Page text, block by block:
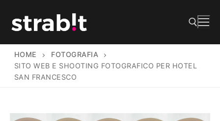
Cerca:
HOME
FOTOGRAFIA
SITO WEB E SHOOTING FOTOGRAFICO PER HOTEL
SAN FRANCESCO